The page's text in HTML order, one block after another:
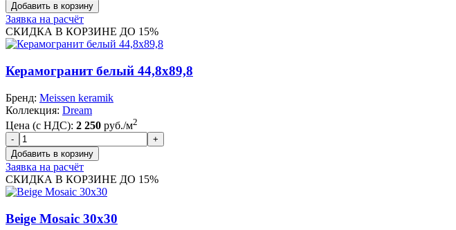
Заявка на расчёт
СКИДКА В КОРЗИНЕ ДО 15%
Керамогранит белый 44,8x89,8
Бренд: Meissen keramik
Коллекция: Dream
Цена (с НДС): 2 250 руб./м2
Заявка на расчёт
СКИДКА В КОРЗИНЕ ДО 15%
Beige Mosaic 30x30